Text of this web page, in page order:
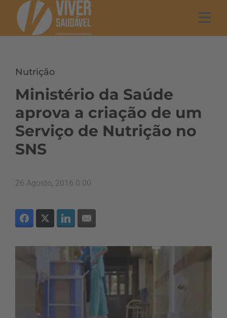
Nutrição
Ministério da Saúde
aprova a criação de um
Serviço de Nutrição no
SNS
26 Agosto, 2016 0:00